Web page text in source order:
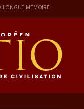
LONGUE MÉMOIRE